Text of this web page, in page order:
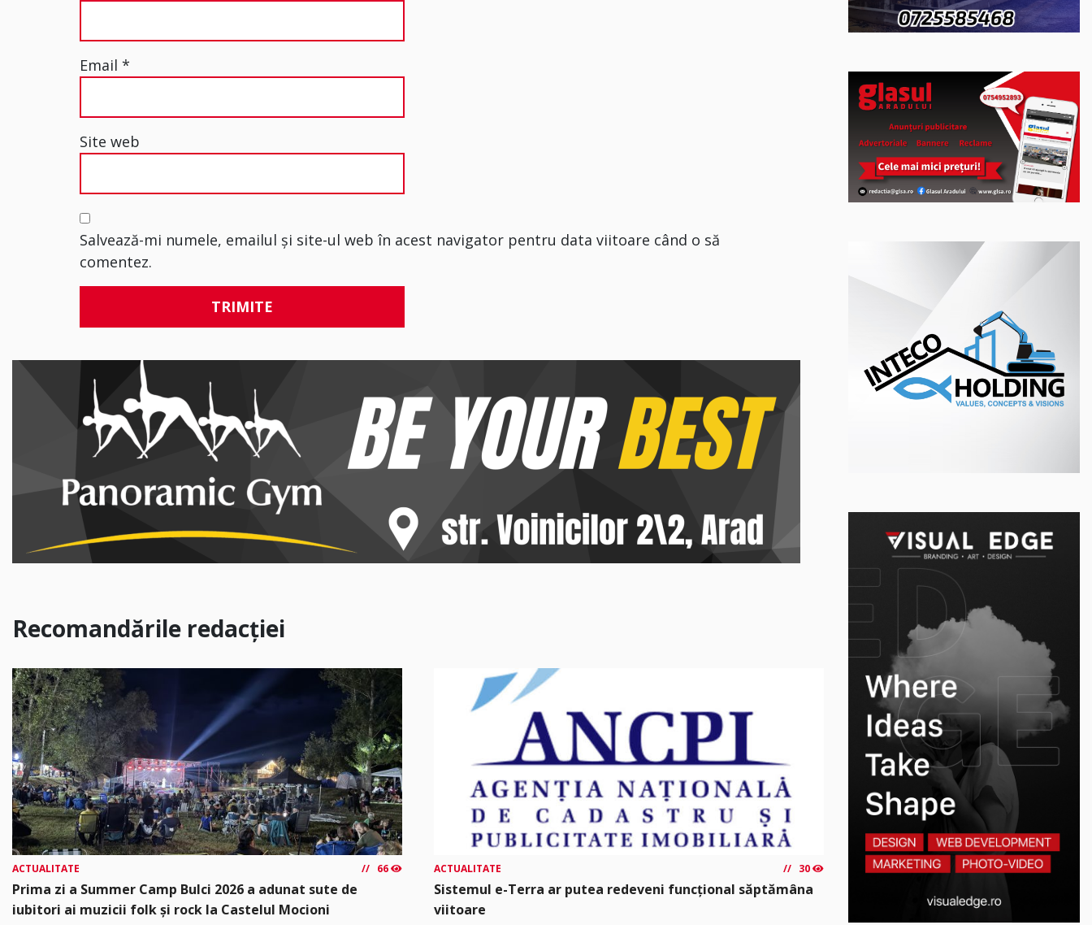
Email*
Site web
Salvează-mi numele, emailul și site-ul web în acest navigator pentru data viitoare când o să
comentez.
Recomandările redacției
ACTUALITATE 66
Prima zi a Summer Camp Bulci 2026 a adunat sute de
iubitori ai muzicii folk și rock la Castelul Mocioni
ACTUALITATE 30
Sistemul e-Terra ar putea redeveni funcțional săptămâna
viitoare